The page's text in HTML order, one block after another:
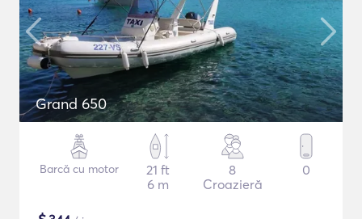
Grand 650
Barcă cu motor
21 ft
6 m
8
Croazieră
0